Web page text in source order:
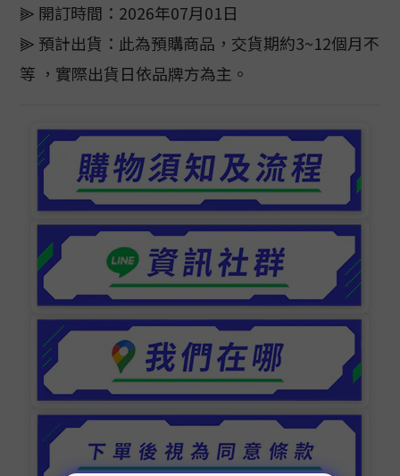
⫸ 開訂時間：2026年07月01日
⫸ 預計出貨：此為預購商品，交貨期約3~12個月不
等 ，實際出貨日依品牌方為主。